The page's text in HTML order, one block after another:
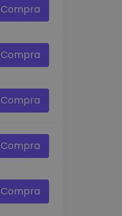
Compra
Compra
Compra
Compra
Compra